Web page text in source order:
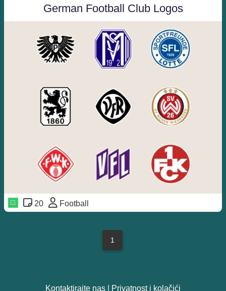
German Football Club Logos
20 Football
1
Kontaktirajte nas Privatnost i kolačići